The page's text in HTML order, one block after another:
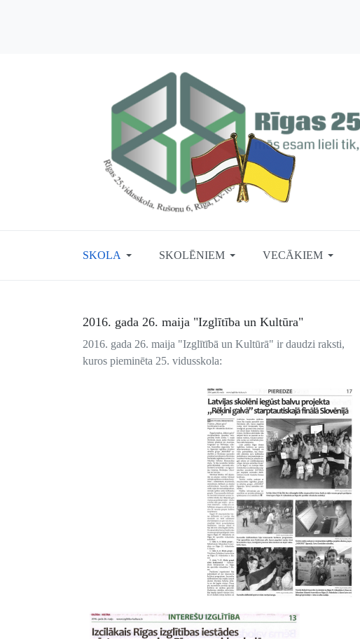
SKOLA SKOLĒNIEM VECĀKIEM
2016. gada 26. maija "Izglītība un Kultūra"
2016. gada 26. maija "Izglītībā un Kultūrā" ir daudzi raksti,
kuros pieminēta 25. vidusskola: